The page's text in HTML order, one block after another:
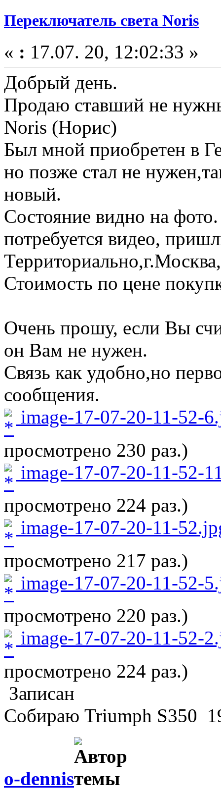
Переключатель света Noris
« : 17.07. 20, 12:02:33 »
Добрый день.
Продаю ставший не
Noris (Норис)
Был мной приобретен в
но позже стал не
новый.
Состояние видно на
потребуется видео,
Стоимость по цене
Очень прошу, если Вы
он Вам не нужен.
Связь как удобно,но
сообщения.
image-17-07-20-11-52-
просмотрено 230 раз.)
image-17-07-20-11-52-
просмотрено 224 раз.)
image-17-07-20-11-
просмотрено 217 раз.)
image-17-07-20-11-52-
просмотрено 220 раз.)
image-17-07-20-11-52-
просмотрено 224 раз.)
Записан
Собираю Triumph S350
o-dennis